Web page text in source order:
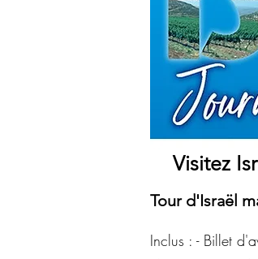
Visitez
Tour d'Israël
Inclus : - Billet